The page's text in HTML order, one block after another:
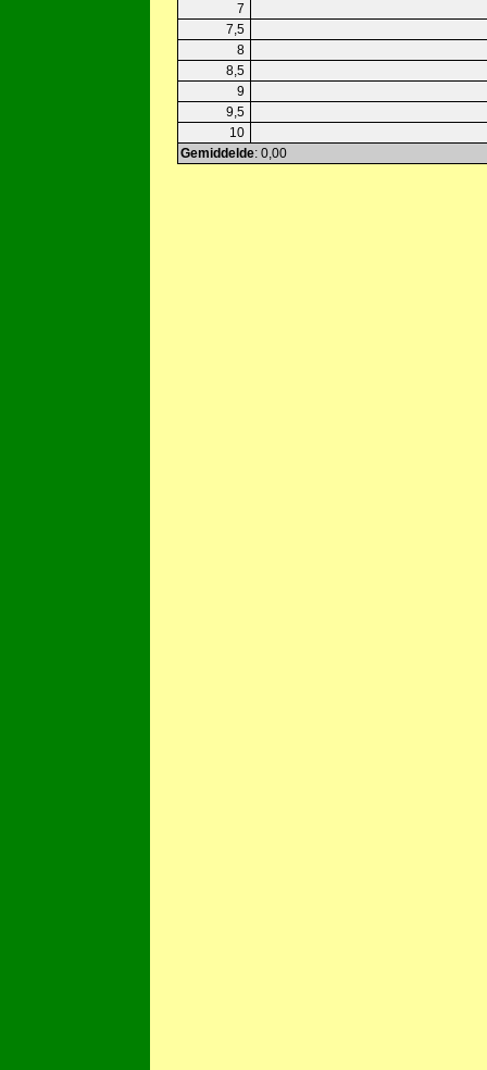
7
7,5
8
8,5
9
9,5
10
Gemiddelde: 0,00